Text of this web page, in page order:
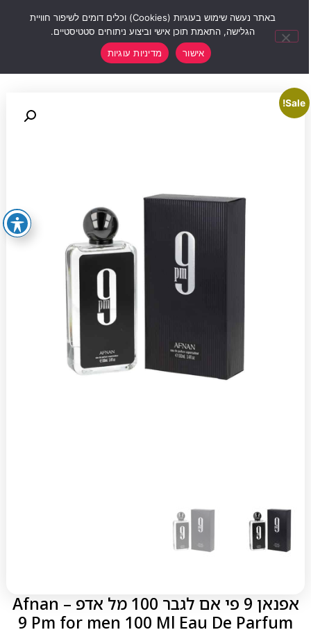
Sale!
אפנאן 9 פי אם לגבר 100 מל אדפ – Afnan
9 Pm for men 100 Ml Eau De Parfum
באתר נעשה שימוש בעוגיות (Cookies) וכלים דומים לשיפור חוויית
הגלישה, התאמת תוכן אישי וביצוע ניתוחים סטטיסטיים.
אישור
מדיניות עוגיות